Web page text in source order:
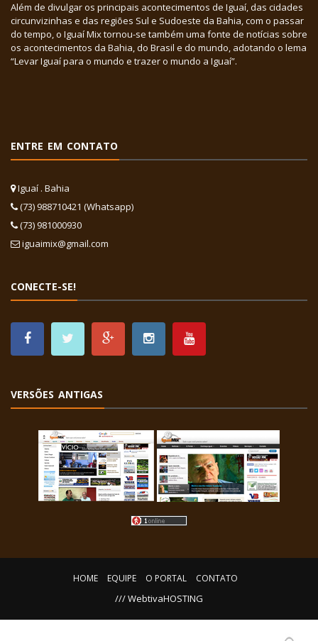
Além de divulgar os principais acontecimentos de Iguaí, das cidades
circunvizinhas e das regiões Sul e Sudoeste da Bahia, com o passar
do tempo, o Iguaí Mix tornou-se também uma fonte de notícias sobre
os acontecimentos da Bahia, do Brasil e do mundo, adotando o lema
“Levar Iguaí para o mundo e trazer o mundo a Iguaí”.
ENTRE EM CONTATO
Iguaí . Bahia
(73) 988710421 (Whatsapp)
(73) 981000930
iguaimix@gmail.com
CONECTE-SE!
VERSÕES ANTIGAS
HOME EQUIPE O PORTAL CONTATO
/// WebtivaHOSTING